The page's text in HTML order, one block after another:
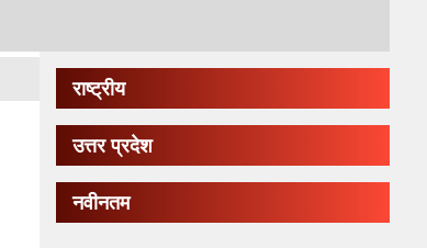
राष्ट्रीय
उत्तर प्रदेश
नवीनतम